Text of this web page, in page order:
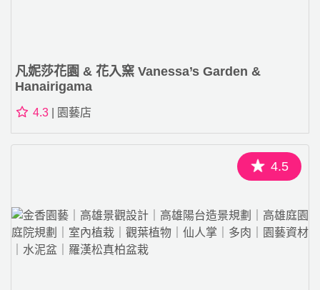
凡妮莎花園 & 花入窯 Vanessa’s Garden &
Hanairigama
4.3 | 園藝店
4.5